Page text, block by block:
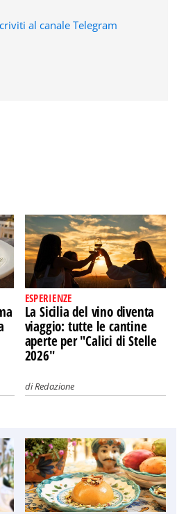
al canale Telegram
ESPERIENZE
La Sicilia del vino diventa
viaggio: tutte le cantine
aperte per "Calici di Stelle
2026"
diRedazione